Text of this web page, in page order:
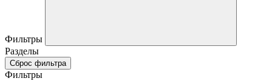
Фильтры
Разделы
Сброс фильтра
Фильтры